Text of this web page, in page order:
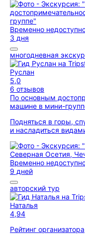
Временно
3 дня
многодневная
Руслан
5,0
6 отзывов
По основным
машине в мини-
Подняться в горы,
и насладиться
Временно
9 дней
авторский тур
Наталья
4,94
Рейтинг организатора